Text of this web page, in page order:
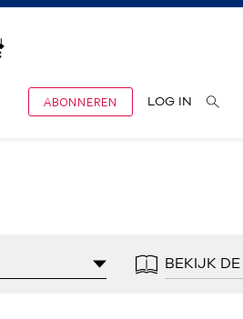
ABONNEREN LOG IN
BEKIJK